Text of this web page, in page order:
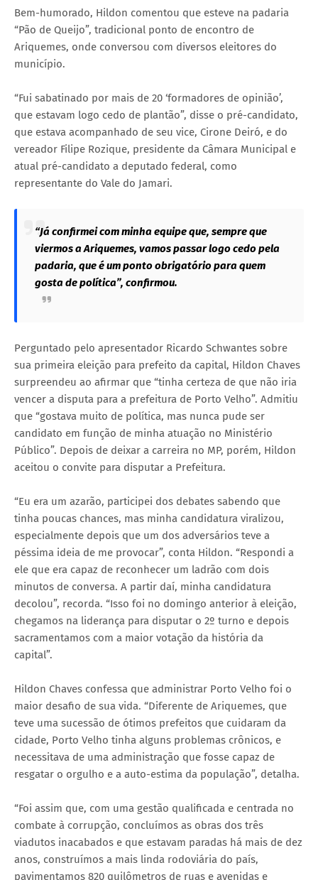
Bem-humorado, Hildon comentou que esteve na padaria
“Pão de Queijo”, tradicional ponto de encontro de
Ariquemes, onde conversou com diversos eleitores do
município.
“Fui sabatinado por mais de 20 ‘formadores de opinião’,
que estavam logo cedo de plantão”, disse o pré-candidato,
que estava acompanhado de seu vice, Cirone Deiró, e do
vereador Filipe Rozique, presidente da Câmara Municipal e
atual pré-candidato a deputado federal, como
representante do Vale do Jamari.
“Já confirmei com minha equipe que, sempre que
viermos a Ariquemes, vamos passar logo cedo pela
padaria, que é um ponto obrigatório para quem
gosta de política”, confirmou.
Perguntado pelo apresentador Ricardo Schwantes sobre
sua primeira eleição para prefeito da capital, Hildon Chaves
surpreendeu ao afirmar que “tinha certeza de que não iria
vencer a disputa para a prefeitura de Porto Velho”. Admitiu
que “gostava muito de política, mas nunca pude ser
candidato em função de minha atuação no Ministério
Público”. Depois de deixar a carreira no MP, porém, Hildon
aceitou o convite para disputar a Prefeitura.
“Eu era um azarão, participei dos debates sabendo que
tinha poucas chances, mas minha candidatura viralizou,
especialmente depois que um dos adversários teve a
péssima ideia de me provocar”, conta Hildon. “Respondi a
ele que era capaz de reconhecer um ladrão com dois
minutos de conversa. A partir daí, minha candidatura
decolou”, recorda. “Isso foi no domingo anterior à eleição,
chegamos na liderança para disputar o 2º turno e depois
sacramentamos com a maior votação da história da
capital”.
Hildon Chaves confessa que administrar Porto Velho foi o
maior desafio de sua vida. “Diferente de Ariquemes, que
teve uma sucessão de ótimos prefeitos que cuidaram da
cidade, Porto Velho tinha alguns problemas crônicos, e
necessitava de uma administração que fosse capaz de
resgatar o orgulho e a auto-estima da população”, detalha.
“Foi assim que, com uma gestão qualificada e centrada no
combate à corrupção, concluímos as obras dos três
viadutos inacabados e que estavam paradas há mais de dez
anos, construímos a mais linda rodoviária do país,
pavimentamos 820 quilômetros de ruas e avenidas e